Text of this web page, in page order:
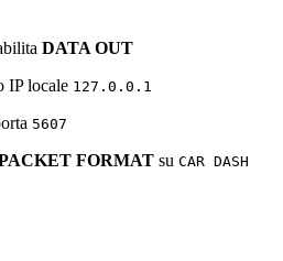
DATA OUT
IP locale 127.0.0.1
5607
FORMAT su CAR DASH